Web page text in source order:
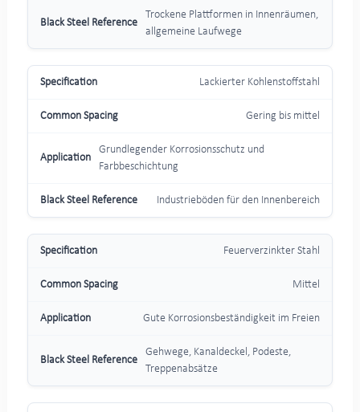
Trockene Plattformen in Innenräumen,
allgemeine Laufwege
Lackierter Kohlenstoffstahl
Gering bis mittel
Grundlegender Korrosionsschutz und
Farbbeschichtung
Industrieböden für den Innenbereich
Feuerverzinkter Stahl
Mittel
Gute Korrosionsbeständigkeit im Freien
Gehwege, Kanaldeckel, Podeste,
Treppenabsätze